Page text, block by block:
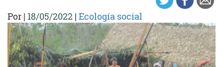
Por | 18/05/2022 | Ecología social